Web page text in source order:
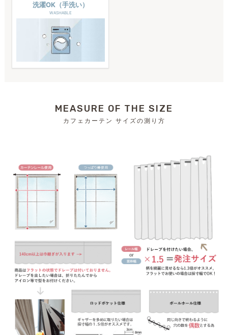
洗濯OK（手洗い）
WASHABLE
MEASURE OF THE SIZE
カフェカーテン サイズの測り方